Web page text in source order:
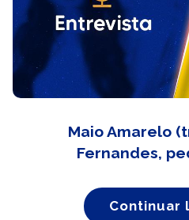
Maio Amarelo
Fernandes,
Continuar